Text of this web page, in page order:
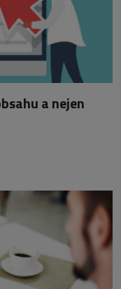
a nejen